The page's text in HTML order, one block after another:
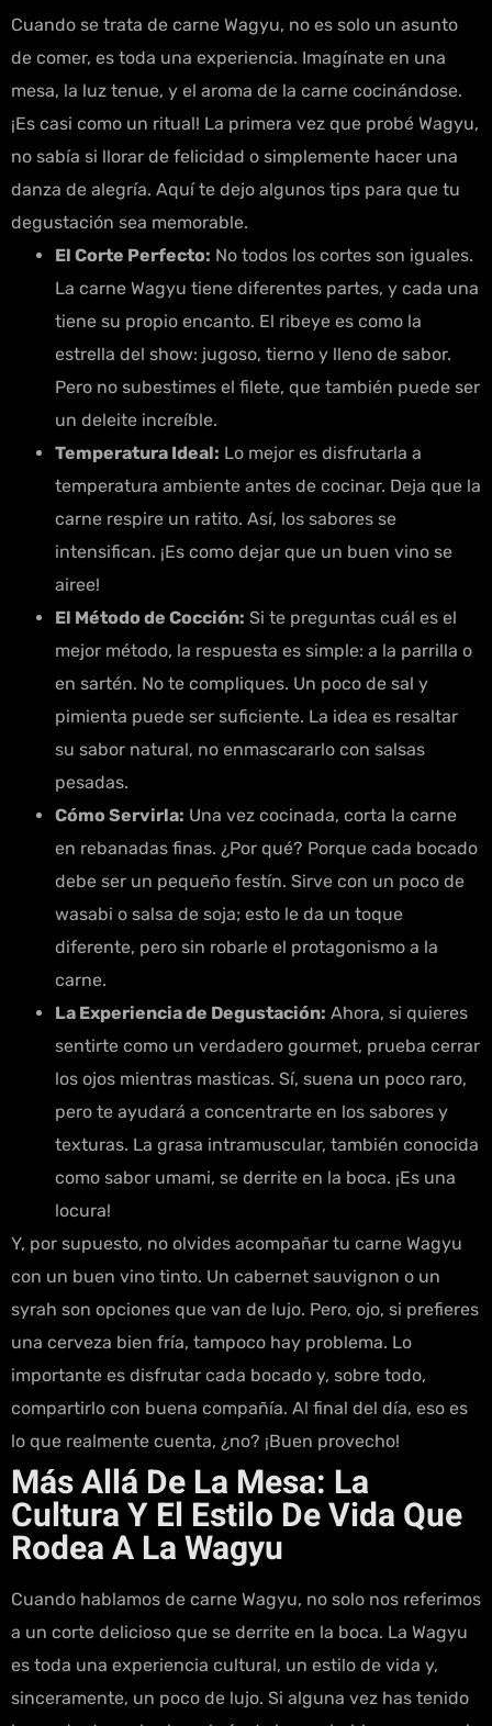
Cuando se trata de carne Wagyu, no es solo un asunto
de comer, es toda una experiencia. Imagínate en una
mesa, la luz tenue, y el aroma de la carne cocinándose.
¡Es casi como un ritual! La primera vez que probé Wagyu,
no sabía si llorar de felicidad o simplemente hacer una
danza de alegría. Aquí te dejo algunos tips para que tu
degustación sea memorable.
El Corte Perfecto: No todos los cortes son iguales.
La carne Wagyu tiene diferentes partes, y cada una
tiene su propio encanto. El ribeye es como la
estrella del show: jugoso, tierno y lleno de sabor.
Pero no subestimes el filete, que también puede ser
un deleite increíble.
Temperatura Ideal: Lo mejor es disfrutarla a
temperatura ambiente antes de cocinar. Deja que la
carne respire un ratito. Así, los sabores se
intensifican. ¡Es como dejar que un buen vino se
airee!
El Método de Cocción: Si te preguntas cuál es el
mejor método, la respuesta es simple: a la parrilla o
en sartén. No te compliques. Un poco de sal y
pimienta puede ser suficiente. La idea es resaltar
su sabor natural, no enmascararlo con salsas
pesadas.
Cómo Servirla: Una vez cocinada, corta la carne
en rebanadas finas. ¿Por qué? Porque cada bocado
debe ser un pequeño festín. Sirve con un poco de
wasabi o salsa de soja; esto le da un toque
diferente, pero sin robarle el protagonismo a la
carne.
La Experiencia de Degustación: Ahora, si quieres
sentirte como un verdadero gourmet, prueba cerrar
los ojos mientras masticas. Sí, suena un poco raro,
pero te ayudará a concentrarte en los sabores y
texturas. La grasa intramuscular, también conocida
como sabor umami, se derrite en la boca. ¡Es una
locura!
Y, por supuesto, no olvides acompañar tu carne Wagyu
con un buen vino tinto. Un cabernet sauvignon o un
syrah son opciones que van de lujo. Pero, ojo, si prefieres
una cerveza bien fría, tampoco hay problema. Lo
importante es disfrutar cada bocado y, sobre todo,
compartirlo con buena compañía. Al final del día, eso es
lo que realmente cuenta, ¿no? ¡Buen provecho!
Más Allá De La Mesa: La
Cultura Y El Estilo De Vida Que
Rodea A La Wagyu
Cuando hablamos de carne Wagyu, no solo nos referimos
a un corte delicioso que se derrite en la boca. La Wagyu
es toda una experiencia cultural, un estilo de vida y,
sinceramente, un poco de lujo. Si alguna vez has tenido